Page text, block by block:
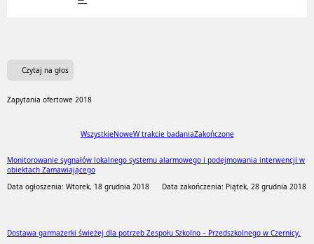
Czytaj na głos
Zapytania ofertowe 2018
WszystkieNoweW trakcie badaniaZakończone
Monitorowanie sygnałów lokalnego systemu alarmowego i podejmowania interwencji w
obiektach Zamawiającego
Data ogłoszenia: Wtorek, 18 grudnia 2018 Data zakończenia: Piątek, 28 grudnia 2018
Dostawa garmażerki świeżej dla potrzeb Zespołu Szkolno – Przedszkolnego w Czernicy.